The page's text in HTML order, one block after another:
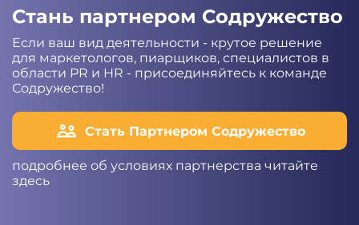
Стань партнером Содружество
Если ваш вид деятельности - крутое решение
для маркетологов, пиарщиков, специалистов в
области PR и HR - присоединяйтесь к команде
Содружество!
Стать Партнером Содружество
подробнее об условиях партнерства читайте
здесь